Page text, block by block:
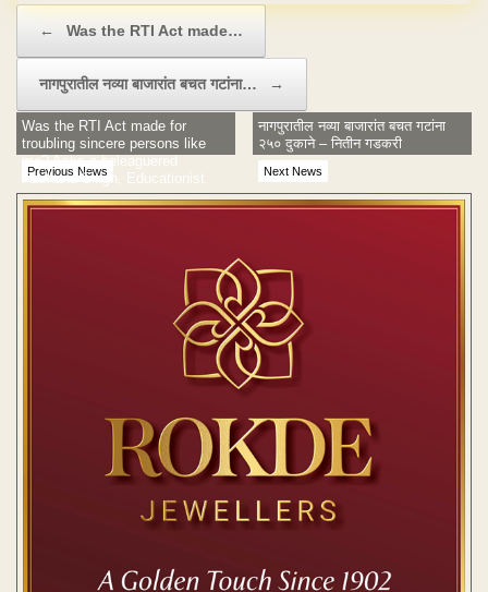
← Was the RTI Act made…
नागपुरातील नव्या बाजारांत बचत गटांना… →
Previous News
Was the RTI Act made for
troubling sincere persons like
me? Asks a beleaguered
Rachana Singh, Educationist
Next News
नागपुरातील नव्या बाजारांत बचत गटांना
२५० दुकाने – नितीन गडकरी